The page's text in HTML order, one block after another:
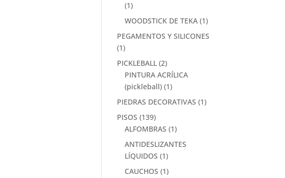
(1)
WOODSTICK DE TEKA (1)
PEGAMENTOS Y SILICONES
(1)
PICKLEBALL (2)
PINTURA ACRÍLICA
(pickleball) (1)
PIEDRAS DECORATIVAS (1)
PISOS (139)
ALFOMBRAS (1)
ANTIDESLIZANTES
LÍQUIDOS (1)
CAUCHOS (1)